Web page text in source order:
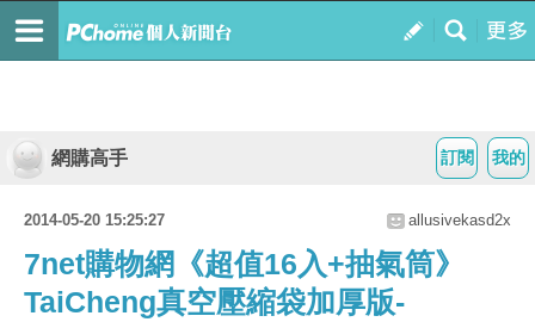
我的
訂閱
網購高手
2014-05-20 15:25:27 allusivekasd2x
7net購物網《超值16入+抽氣筒》
TaiCheng真空壓縮袋加厚版-